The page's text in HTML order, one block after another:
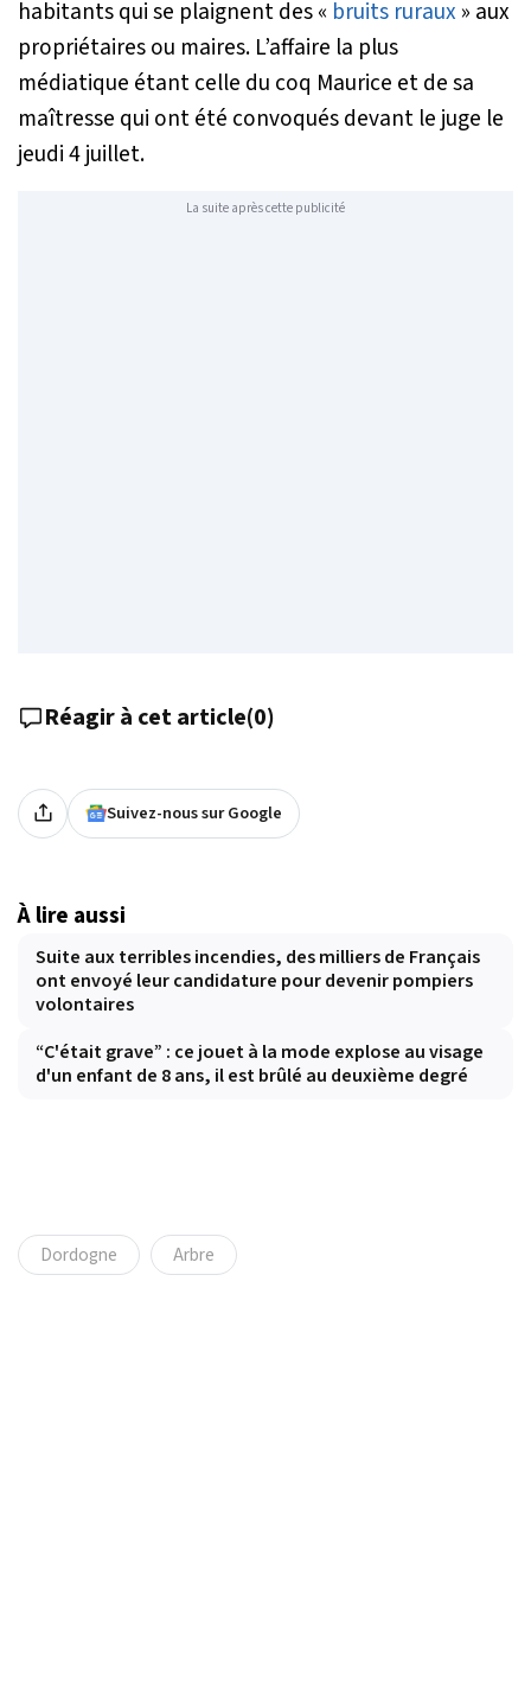
habitants qui se plaignent des « bruits ruraux » aux
propriétaires ou maires. L’affaire la plus
médiatique étant celle du coq Maurice et de sa
maîtresse qui ont été convoqués devant le juge le
jeudi 4 juillet.
La suite après cette publicité
Réagir à cet article(0)
Suivez-nous sur Google
À lire aussi
Suite aux terribles incendies, des milliers de Français
ont envoyé leur candidature pour devenir pompiers
volontaires
“C'était grave” : ce jouet à la mode explose au visage
d'un enfant de 8 ans, il est brûlé au deuxième degré
Dordogne Arbre